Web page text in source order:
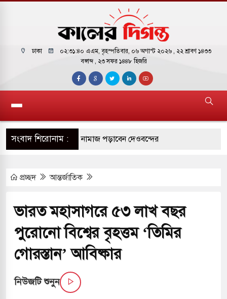
ঢাকা ০২:৩১:৪১ এএম, বৃহস্পতিবার, ০৬ অগাস্ট ২০২৬ ,
২২ শ্রাবণ ১৪৩৩
বঙ্গাব্দ , ২৩ সফর ১৪৪৮ হিজরি
সংবাদ শিরোনাম :
জুমার বয়ান ও নামাজ পড়াবেন দেওবন্দের
ছাড়লেন জনপ্রিয় ভারতীয় সাংবাদিক ময়ূখ রঞ্জন
অ্যারেস্ট আবেদন, বরগুনার এসআইয়ের বিরুদ্ধে
প্রচ্ছদ আন্তর্জাতিক
ভারত মহাসাগরে ৫৩ লাখ বছর
পুরোনো বিশ্বের বৃহত্তম ‘তিমির
গোরস্তান’ আবিষ্কার
নিউজটি শুনুন